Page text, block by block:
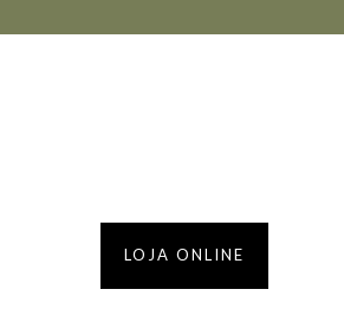
LOJA ONLINE